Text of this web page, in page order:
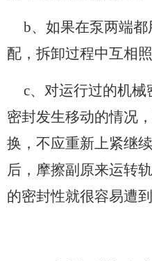
b、如果在泵两端
配，拆卸过程中互相
c、对运行过的机
密封发生移动的情况
换，不应重新上紧继
后，摩擦副原来运转
的密封性就很容易遭到